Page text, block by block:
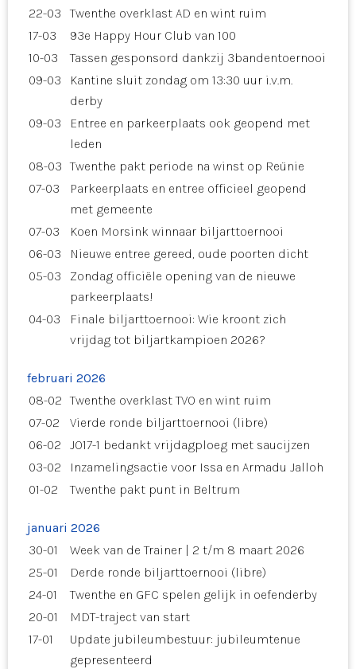
22-03
Twenthe overklast AD en wint ruim
17-03
93e Happy Hour Club van 100
10-03
Tassen gesponsord dankzij 3bandentoernooi
09-03
Kantine sluit zondag om 13:30 uur i.v.m.
derby
09-03
Entree en parkeerplaats ook geopend met
leden
08-03 Twenthe pakt periode na winst op Reünie
07-03
Parkeerplaats en entree officieel geopend
met gemeente
07-03
Koen Morsink winnaar biljarttoernooi
06-03
Nieuwe entree gereed, oude poorten dicht
05-03
Zondag officiële opening van de nieuwe
parkeerplaats!
04-03
Finale biljarttoernooi: Wie kroont zich
vrijdag tot biljartkampioen 2026?
februari 2026
08-02 Twenthe overklast TVO en wint ruim
07-02
Vierde ronde biljarttoernooi (libre)
06-02
JO17-1 bedankt vrijdagploeg met saucijzen
03-02
Inzamelingsactie voor Issa en Armadu Jalloh
01-02
Twenthe pakt punt in Beltrum
januari 2026
30-01
Week van de Trainer | 2 t/m 8 maart 2026
25-01
Derde ronde biljarttoernooi (libre)
24-01
Twenthe en GFC spelen gelijk in oefenderby
20-01
MDT-traject van start
17-01
Update jubileumbestuur: jubileumtenue
gepresenteerd